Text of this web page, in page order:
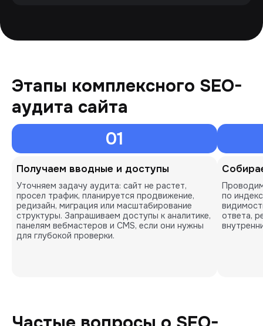
Этапы комплексного SEO-
аудита сайта
01
Получаем вводные и доступы
Уточняем задачу аудита: сайт не растет,
просел трафик, планируется продвижение,
редизайн, миграция или масштабирование
структуры. Запрашиваем доступы к аналитике,
панелям вебмастеров и CMS, если они нужны
для глубокой проверки.
по
ответа,